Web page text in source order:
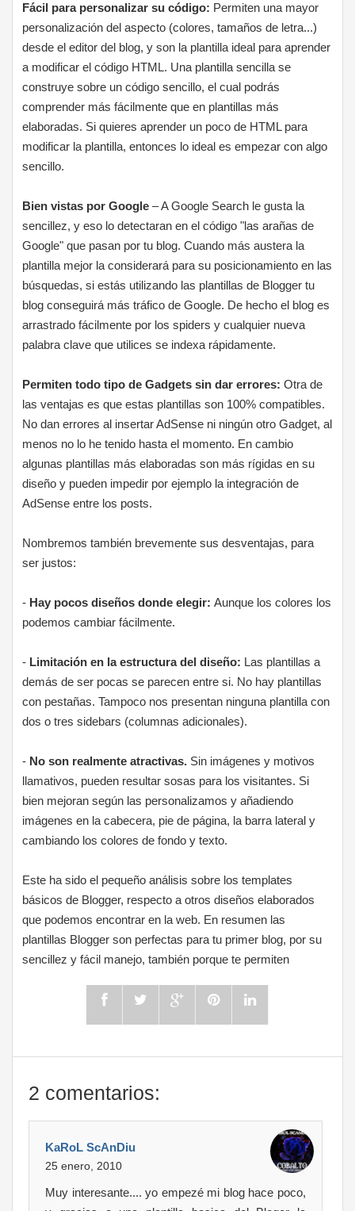
Fácil para personalizar su código: Permiten una mayor
personalización del aspecto (colores, tamaños de letra...)
desde el editor del blog, y son la plantilla ideal para aprender
a modificar el código HTML. Una plantilla sencilla se
construye sobre un código sencillo, el cual podrás
comprender más fácilmente que en plantillas más
elaboradas. Si quieres aprender un poco de HTML para
modificar la plantilla, entonces lo ideal es empezar con algo
sencillo.
Bien vistas por Google – A Google Search le gusta la
sencillez, y eso lo detectaran en el código "las arañas de
Google" que pasan por tu blog. Cuando más austera la
plantilla mejor la considerará para su posicionamiento en las
búsquedas, si estás utilizando las plantillas de Blogger tu
blog conseguirá más tráfico de Google. De hecho el blog es
arrastrado fácilmente por los spiders y cualquier nueva
palabra clave que utilices se indexa rápidamente.
Permiten todo tipo de Gadgets sin dar errores: Otra de
las ventajas es que estas plantillas son 100% compatibles.
No dan errores al insertar AdSense ni ningún otro Gadget, al
menos no lo he tenido hasta el momento. En cambio
algunas plantillas más elaboradas son más rígidas en su
diseño y pueden impedir por ejemplo la integración de
AdSense entre los posts.
Nombremos también brevemente sus desventajas, para
ser justos:
- Hay pocos diseños donde elegir:Aunque los colores los
podemos cambiar fácilmente.
- Limitación en la estructura del diseño: Las plantillas a
demás de ser pocas se parecen entre si. No hay plantillas
con pestañas. Tampoco nos presentan ninguna plantilla con
dos o tres sidebars (columnas adicionales).
- No son realmente atractivas. Sin imágenes y motivos
llamativos, pueden resultar sosas para los visitantes. Si
bien mejoran según las personalizamos y añadiendo
imágenes en la cabecera, pie de página, la barra lateral y
cambiando los colores de fondo y texto.
Este ha sido el pequeño análisis sobre los templates
básicos de Blogger, respecto a otros diseños elaborados
que podemos encontrar en la web. En resumen las
plantillas Blogger son perfectas para tu primer blog, por su
sencillez y fácil manejo, también porque te permiten
2 comentarios:
KaRoL ScAnDiu
25 enero, 2010
Muy interesante.... yo empezé mi blog hace poco,